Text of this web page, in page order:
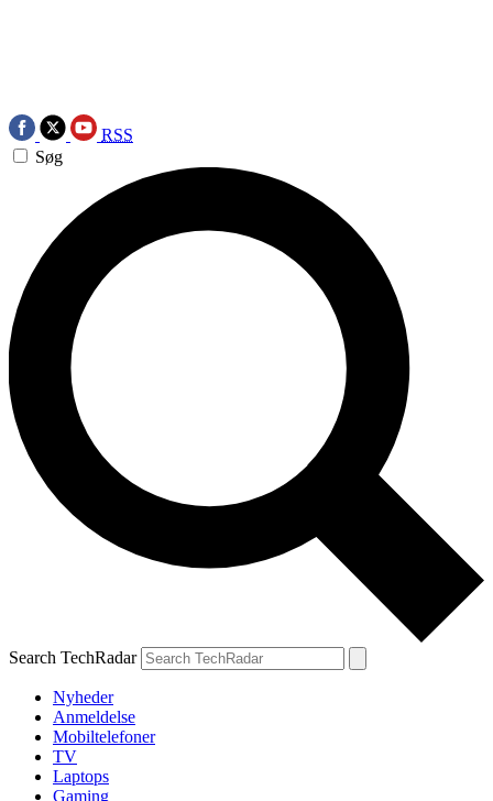
RSS
Søg
Search TechRadar
Nyheder
Anmeldelse
Mobiltelefoner
TV
Laptops
Gaming